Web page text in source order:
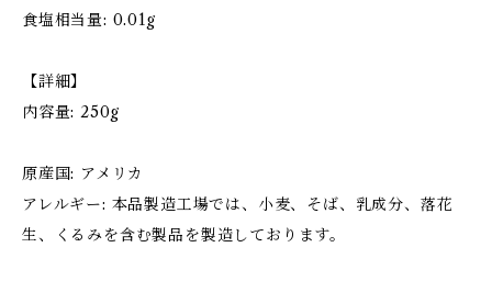
食塩相当量: 0.01g
【詳細】
内容量: 250g
原産国: アメリカ
アレルギー: 本品製造工場では、小麦、そば、乳成分、落花
生、くるみを含む製品を製造しております。